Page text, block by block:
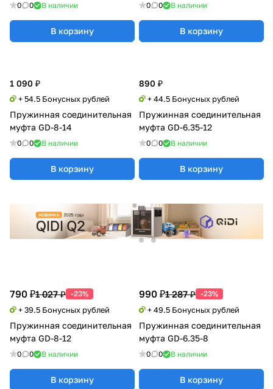
0 0 В наличии
В корзину
1 090 ₽
+ 54.5 Бонусных рублей
Пружинная соединительная
муфта GD-8-14
0 0 В наличии
В корзину
890 ₽
+ 44.5 Бонусных рублей
Пружинная соединительная
муфта GD-6.35-12
0 0 В наличии
В корзину
790 ₽1 027 ₽ -23%
+ 39.5 Бонусных рублей
Пружинная соединительная
муфта GD-8-12
0 0 В наличии
В корзину
990 ₽1 287 ₽ -23%
+ 49.5 Бонусных рублей
Пружинная соединительная
муфта GD-6.35-8
0 0 В наличии
В корзину
0 0 В наличии
В корзину